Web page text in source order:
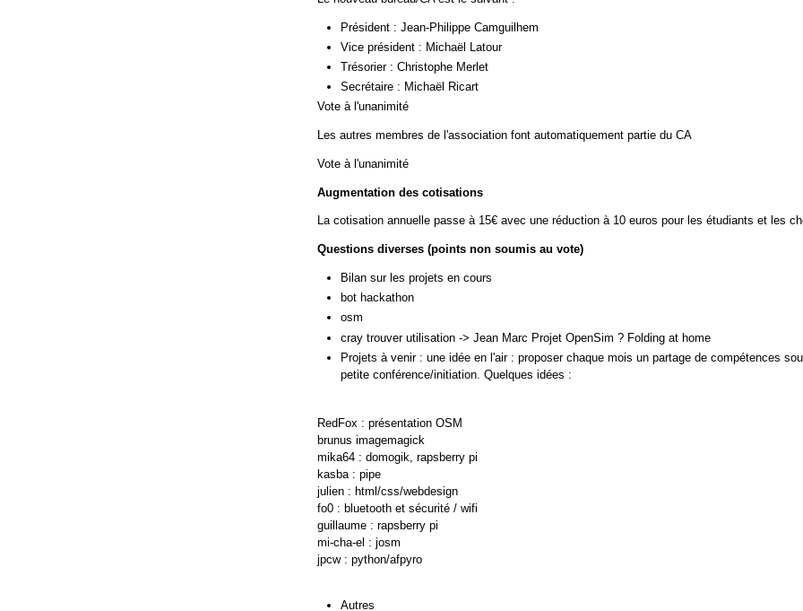
Président : Jean-Philippe Camguilhem
Vice président : Michaël Latour
Trésorier : Christophe Merlet
Secrétaire : Michaël Ricart
Vote à l'unanimité
Les autres membres de l'association font automatiquement partie du CA
Vote à l'unanimité
Augmentation des cotisations
La cotisation annuelle passe à 15€ avec une réduction à 10 euros pour les étudiants et les
Questions diverses (points non soumis au vote)
Bilan sur les projets en cours
bot hackathon
osm
cray trouver utilisation -> Jean Marc Projet OpenSim ? Folding at home
Projets à venir : une idée en l'air : proposer chaque mois un partage de compétences
petite conférence/initiation. Quelques idées :
RedFox : présentation OSM
brunus imagemagick
mika64 : domogik, rapsberry pi
kasba : pipe
julien : html/css/webdesign
fo0 : bluetooth et sécurité / wifi
guillaume : rapsberry pi
mi-cha-el : josm
jpcw : python/afpyro
Autres